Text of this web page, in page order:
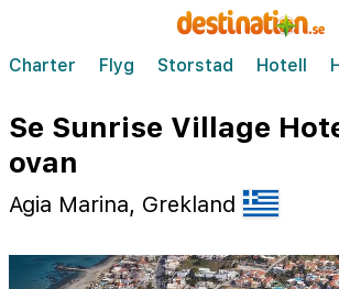
Charter Flyg Storstad Hotell
Se Sunrise Village
ovan
Agia Marina, Grekland